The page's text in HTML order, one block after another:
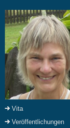
Vita
Veröffentlichungen